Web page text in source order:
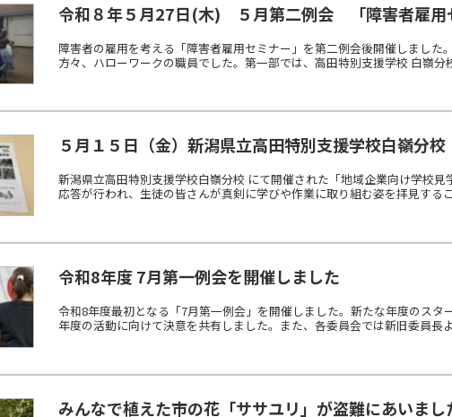
令和８年５月27日(木) ５月第二例会 「障害者雇
障害者の雇用を考える「障害者雇用セミナー」を第二例会後開催しまし
方々、ハローワークの職員でした。第一部では、高田特別支援学校 白嶺
５月１５日（金）新潟県立高田特別支援学校白嶺分
新潟県立高田特別支援学校白嶺分校 にて開催された「地域企業向け学校
応答が行われ、生徒の皆さんが真剣に学びや作業に取り組む姿を拝見する
令和8年度 7月第一例会を開催しました
令和8年度最初となる「7月第一例会」を開催しました。新たな年度のス
年度の活動に向けて決意を共有しました。また、各委員会では新旧委員長
みんなで植えた市の花「ササユリ」が盗難にあいま